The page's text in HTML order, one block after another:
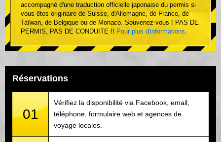
accompagné d'une traduction officielle japonaise du permis si
vous êtes originaire de Suisse, d'Allemagne, de France, de
Taïwan, de Belgique ou de Monaco. Souvenez-vous ! PAS DE
PERMIS, PAS DE CONDUITE !! Pour plus d'informations
Réservations
01
Vérifiez la disponibilité via Facebook, email,
téléphone, formulaire web et agences de
voyage locales.